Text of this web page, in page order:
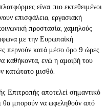
είναι πιο εκτεθειμένοι
επισφάλεια, εργασιακή
προστασία, χαμηλούς
με την Ευρωπαϊκή
περνούν κατά μέσο όρο 9 ώρες
καθήκοντα, ενώ η αμοιβή του
κατώτατο μισθό.
Επιτροπής αποτελεί σημαντικό
θα μπορούν να ωφεληθούν από